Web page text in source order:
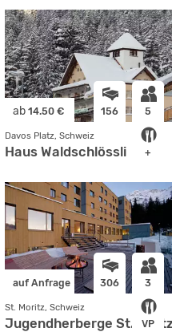
ab 14.50 € 156 5
+
Davos Platz, Schweiz
Haus Waldschlössli
auf Anfrage 306 3
VP
St. Moritz, Schweiz
Jugendherberge St.Moritz